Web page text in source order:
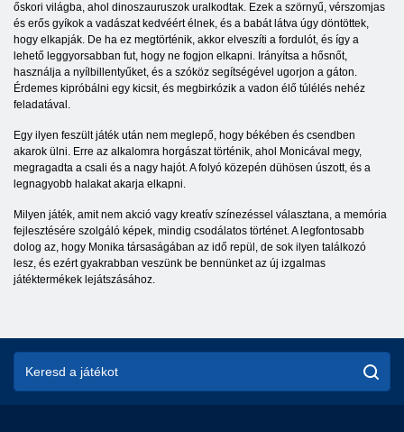
őskori világba, ahol dinoszauruszok uralkodtak. Ezek a szörnyű, vérszomjas
és erős gyíkok a vadászat kedvéért élnek, és a babát látva úgy döntöttek,
hogy elkapják. De ha ez megtörténik, akkor elveszíti a fordulót, és így a
lehető leggyorsabban fut, hogy ne fogjon elkapni. Irányítsa a hősnőt,
használja a nyílbillentyűket, és a szóköz segítségével ugorjon a gáton.
Érdemes kipróbálni egy kicsit, és megbirkózik a vadon élő túlélés nehéz
feladatával.
Egy ilyen feszült játék után nem meglepő, hogy békében és csendben
akarok ülni. Erre az alkalomra horgászat történik, ahol Monicával megy,
megragadta a csali és a nagy hajót. A folyó közepén dühösen úszott, és a
legnagyobb halakat akarja elkapni.
Milyen játék, amit nem akció vagy kreatív színezéssel választana, a memória
fejlesztésére szolgáló képek, mindig csodálatos történet. A legfontosabb
dolog az, hogy Monika társaságában az idő repül, de sok ilyen találkozó
lesz, és ezért gyakrabban veszünk be bennünket az új izgalmas
játéktermékek lejátszásához.